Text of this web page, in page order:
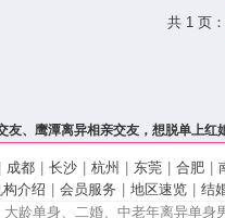
共 1 页：
友、鹰潭离异相亲交友，想脱单上红
成都 长沙 杭州 东莞 合肥
构介绍
会员服务 地区速览 结
大龄单身、二婚、中老年离异单身